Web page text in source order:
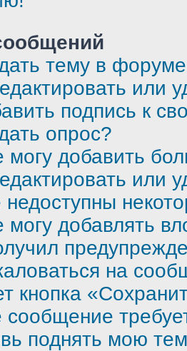
тему в
или
подпись к
опрос?
могу добавить
или
могу добавлять
на
кнопка
поднять мою